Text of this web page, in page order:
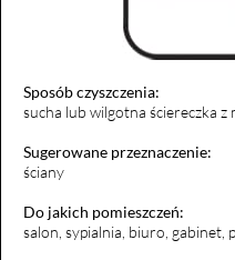
Sposób czyszczenia:
sucha lub wilgotna ściereczka
Sugerowane przeznaczenie:
ściany
Do jakich pomieszczeń:
salon, sypialnia, biuro, gabinet,